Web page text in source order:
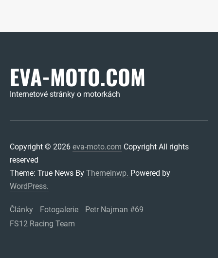
EVA-MOTO.COM
Internetové stránky o motorkách
Copyright © 2026 eva-moto.com Copyright All rights
reserved
Theme: True News By Themeinwp. Powered by
WordPress.
Články Fotogalerie
Petr Najman #69
FS12 Racing Team